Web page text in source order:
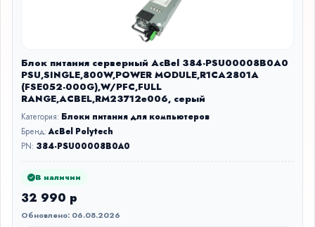
Блок питания серверный AcBel 384-PSU00008B0A0
PSU,SINGLE,800W,POWER MODULE,R1CA2801A
(FSE052-000G),W/PFC,FULL
RANGE,ACBEL,RM23712e006, серый
Категория: Блоки питания для компьютеров
Бренд:AcBel Polytech
PN: 384-PSU00008B0A0
В наличии
32 990 р
Обновлено: 06.08.2026